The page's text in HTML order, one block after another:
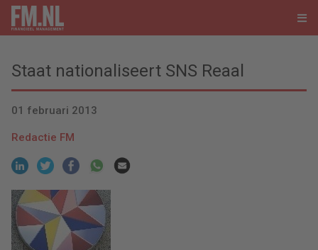
Staat nationaliseert SNS Reaal
01 februari 2013
Redactie FM